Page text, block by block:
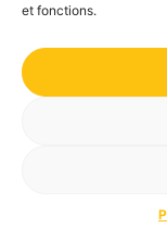
et fonctions.